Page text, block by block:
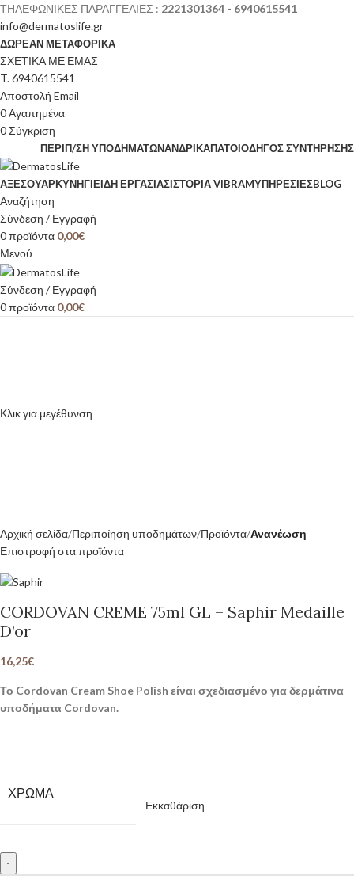
ΤΗΛΕΦΩΝΙΚΕΣ ΠΑΡΑΓΓΕΛΙΕΣ : 2221301364 - 6940615541
info@dermatoslife.gr
ΔΩΡΕΑΝ ΜΕΤΑΦΟΡΙΚΑ
ΣΧΕΤΙΚΑ ΜΕ ΕΜΑΣ
T. 6940615541
Αποστολή Email
0Αγαπημένα
0Σύγκριση
ΠΕΡΙΠ/ΣΗ ΥΠΟΔΗΜΆΤΩΝΑΝΔΡΙΚΆΠΆΤΟΙΟΔΗΓΌΣ ΣΥΝΤΉΡΗΣΗΣ
ΑΞΕΣΟΥΆΡΚΥΝΉΓΙΕΊΔΗ ΕΡΓΑΣΊΑΣΙΣΤΟΡΊΑ VIBRAMΥΠΗΡΕΣΙΕΣBLOG
Αναζήτηση
Σύνδεση / Εγγραφή
0προϊόντα 0,00€
Μενού
Σύνδεση / Εγγραφή
0προϊόντα 0,00€
Κλικ για μεγέθυνση
Αρχική σελίδα Περιποίηση υποδημάτων Προϊόντα Ανανέωση
Επιστροφή στα προϊόντα
CORDOVAN CREME 75ml GL – Saphir Medaille
D’or
16,25€
Το Cordovan Cream Shoe Polish είναι σχεδιασμένο για δερμάτινα
υποδήματα Cordovan.
ΧΡΏΜΑ
Εκκαθάριση